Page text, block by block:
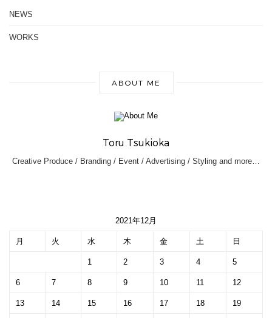
NEWS
WORKS
ABOUT ME
Toru Tsukioka
Creative Produce / Branding / Event / Advertising / Styling and more…
2021年12月
月 火 水 木 金 土 日
1 2 3 4 5
6 7 8 9 10 11 12
13 14 15 16 17 18 19